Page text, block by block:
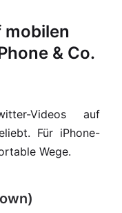
& Co.
Videos auf
Für iPhone-
Wege.